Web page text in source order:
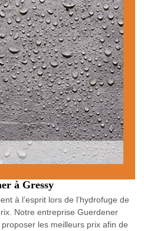
à Gressy
à l’esprit lors de l’hydrofuge de
Notre entreprise Guerdener
les meilleurs prix afin de